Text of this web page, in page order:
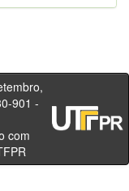
901 -
com